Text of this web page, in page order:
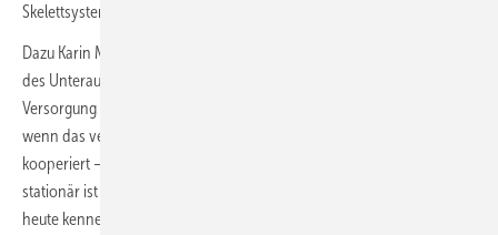
Skelettsystemfehlbildungen.
Dazu Karin Maag, unparteiisches Mitglied des G-BA und Vorsitzende
des Unterausschusses ASV: „Ambulante spezialfachärztliche
Versorgung ist bei onkologischen Erkrankungen nur dann möglich,
wenn das vertragsärztliche ASV-Team mit einem Krankenhaus
kooperiert – die Überwindung der Sektorengrenze ambulant-
stationär ist hier ganz zentral. Die Krankenhauslandschaft, wie wir sie
heute kennen, wird sich mit der Klinikreform aber deutlich verändern